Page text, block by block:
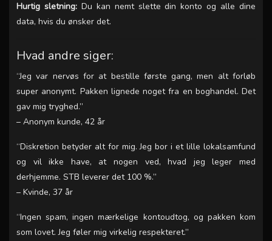
Hurtig sletning:Du kan nemt slette din konto og alle dine
data, hvis du ønsker det.
Hvad andre siger:
“Jeg var nervøs for at bestille første gang, men alt forløb
super anonymt. Pakken lignede noget fra en boghandel. Det
gav mig tryghed.”
– Anonym kunde, 42 år
“Diskretion betyder alt for mig. Jeg bor i et lille lokalsamfund
og vil ikke have, at nogen ved, hvad jeg leger med
derhjemme. STB leverer det 100 %.”
– Kvinde, 37 år
“Ingen spam, ingen mærkelige kontoudtog, og pakken kom
som lovet. Jeg føler mig virkelig respekteret.”